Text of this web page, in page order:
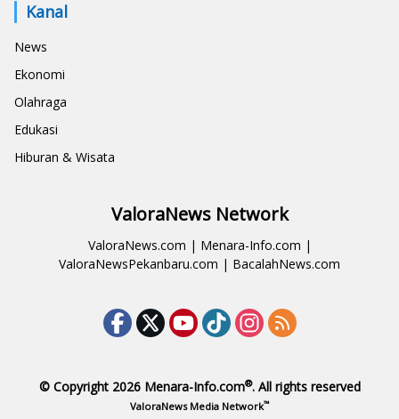
Kanal
News
Ekonomi
Olahraga
Edukasi
Hiburan & Wisata
ValoraNews Network
ValoraNews.com | Menara-Info.com |
ValoraNewsPekanbaru.com | BacalahNews.com
© Copyright 2026 Menara-Info.com®. All rights reserved
ValoraNews Media Network™